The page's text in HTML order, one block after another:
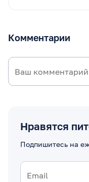
Комментарии
Нравятся
Подпишитесь на